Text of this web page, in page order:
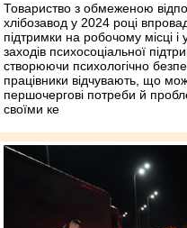
Товариство з обмеженою
хлібозавод у 2024 році
підтримки на робочому місці і
заходів психосоціальної
створюючи психологічно
працівники відчувають, що
першочергові потреби й
своїми ке